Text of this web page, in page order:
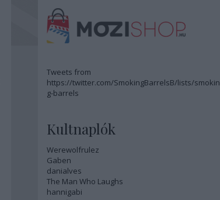
Tweets from
https://twitter.com/SmokingBarrelsB/lists/smokin
g-barrels
Kultnaplók
Werewolfrulez
Gaben
danialves
The Man Who Laughs
hannigabi